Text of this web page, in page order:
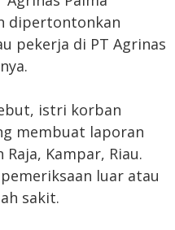
dipertontonkan
pekerja di PT Agrinas
istri korban
membuat laporan
Kampar, Riau.
luar atau
sakit.